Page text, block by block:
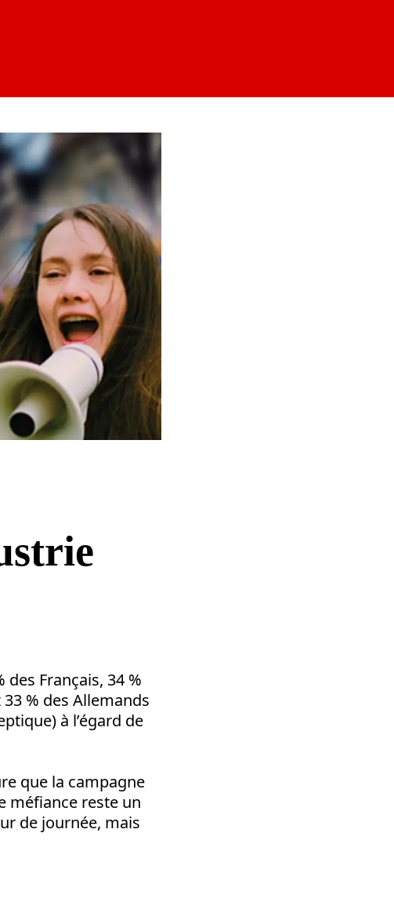
des Français, 34 %
% des Allemands
à l’égard de
que la campagne
méfiance reste un
de journée, mais